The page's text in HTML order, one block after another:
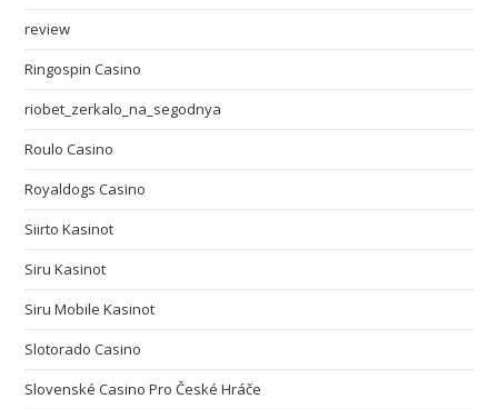
review
Ringospin Casino
riobet_zerkalo_na_segodnya
Roulo Casino
Royaldogs Casino
Siirto Kasinot
Siru Kasinot
Siru Mobile Kasinot
Slotorado Casino
Slovenské Casino Pro České Hráče